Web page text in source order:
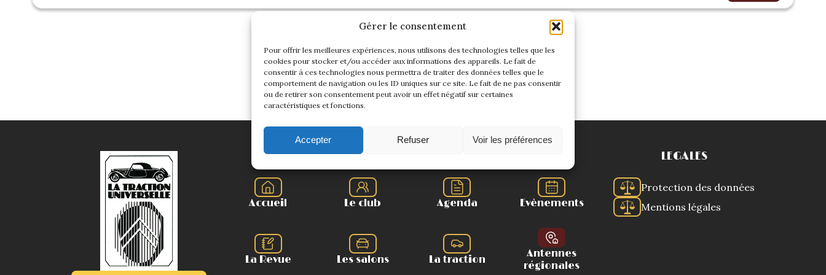
Gérer le consentement
Pour offrir les meilleures expériences, nous utilisons des technologies telles que les
cookies pour stocker et/ou accéder aux informations des appareils. Le fait de
consentir à ces technologies nous permettra de traiter des données telles que le
comportement de navigation ou les ID uniques sur ce site. Le fait de ne pas consentir
ou de retirer son consentement peut avoir un effet négatif sur certaines
caractéristiques et fonctions.
Accepter Refuser Voir les préférences
1 2
LA TRACTION UNIVERSELLE
Accueil Le club Agenda Evènements
La Revue Les salons La traction
Antennes
régionales
LEGALES
Protection des données
Mentions légales